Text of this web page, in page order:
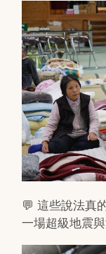
💬 這些說法真
一場超級地震